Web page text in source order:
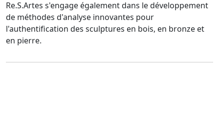
Re.S.Artes s'engage également dans le développement
de méthodes d'analyse innovantes pour
l'authentification des sculptures en bois, en bronze et
en pierre.